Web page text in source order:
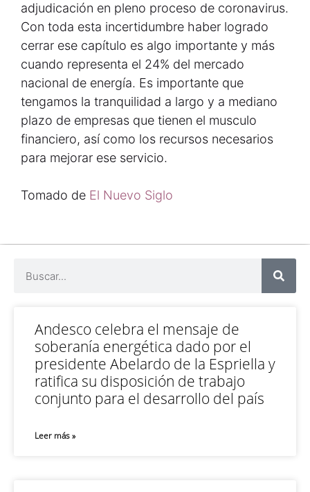
adjudicación en pleno proceso de coronavirus.
Con toda esta incertidumbre haber logrado
cerrar ese capítulo es algo importante y más
cuando representa el 24% del mercado
nacional de energía. Es importante que
tengamos la tranquilidad a largo y a mediano
plazo de empresas que tienen el musculo
financiero, así como los recursos necesarios
para mejorar ese servicio.
Tomado de El Nuevo Siglo
Andesco celebra el mensaje de
soberanía energética dado por el
presidente Abelardo de la Espriella y
ratifica su disposición de trabajo
conjunto para el desarrollo del país
Leer más »